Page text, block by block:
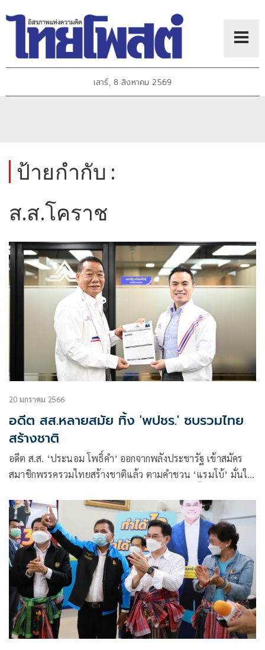
เสาร์, 8 สิงหาคม 2569
ป้ายกำกับ :
ส.ส.โคราช
20 มกราคม 2566
อดีต สส.หลายสมัย ทิ้ง 'พปชร.' ซบรวมไทย
สร้างชาติ
อดีต ส.ส. ‘ประนอม โพธิ์คำ’ ออกจากพลังประชารัฐ เข้าสมัคร
สมาชิกพรรครวมไทยสร้างชาติแล้ว ตามคำชวน ‘แรมโบ้’ มั่นใจ